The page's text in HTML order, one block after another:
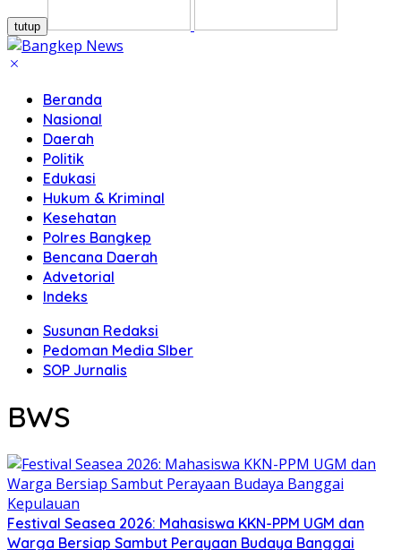
tutup
Beranda
Nasional
Daerah
Politik
Edukasi
Hukum & Kriminal
Kesehatan
Polres Bangkep
Bencana Daerah
Advetorial
Indeks
Susunan Redaksi
Pedoman Media SIber
SOP Jurnalis
BWS
Festival Seasea 2026: Mahasiswa KKN-PPM UGM dan
Warga Bersiap Sambut Perayaan Budaya Banggai